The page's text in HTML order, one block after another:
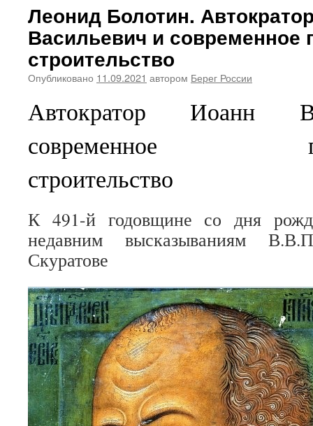
Леонид Болотин.
Васильевич и современное
строительство
Опубликовано 11.09.2021 автором Берег России
Автократор Иоанн
современное
строительство
К 491-й годовщине со дня
недавним высказываниям
Скуратове